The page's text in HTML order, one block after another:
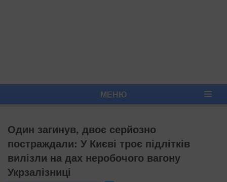
МЕНЮ
Один загинув, двоє серйозно
постраждали: У Києві троє підлітків
вилізли на дах неробочого вагону
Укрзалізниці